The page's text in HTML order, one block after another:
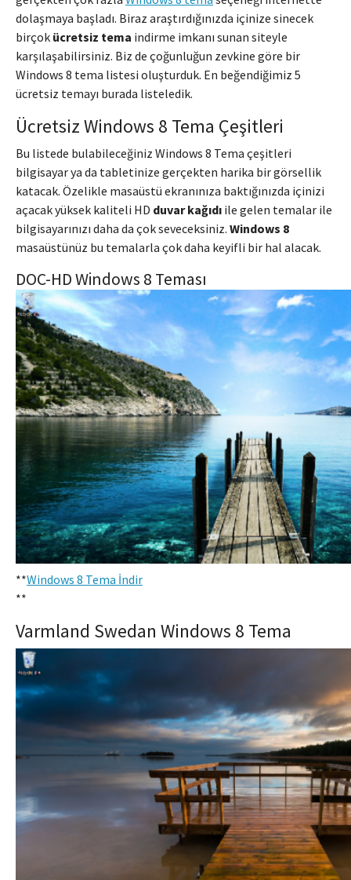
dolaşmaya başladı. Biraz araştırdığınızda içinize sinecek
birçok ücretsiz tema indirme imkanı sunan siteyle
karşılaşabilirsiniz. Biz de çoğunluğun zevkine göre bir
Windows 8 tema listesi oluşturduk. En beğendiğimiz 5
ücretsiz temayı burada listeledik.
Ücretsiz Windows 8 Tema Çeşitleri
Bu listede bulabileceğiniz Windows 8 Tema çeşitleri
bilgisayar ya da tabletinize gerçekten harika bir görsellik
katacak. Özelikle masaüstü ekranınıza baktığınızda içinizi
açacak yüksek kaliteli HD duvar kağıdı ile gelen temalar ile
bilgisayarınızı daha da çok seveceksiniz. Windows 8
masaüstünüz bu temalarla çok daha keyifli bir hal alacak.
DOC-HD Windows 8 Teması
**Windows 8 Tema İndir
**
Varmland Swedan Windows 8 Tema